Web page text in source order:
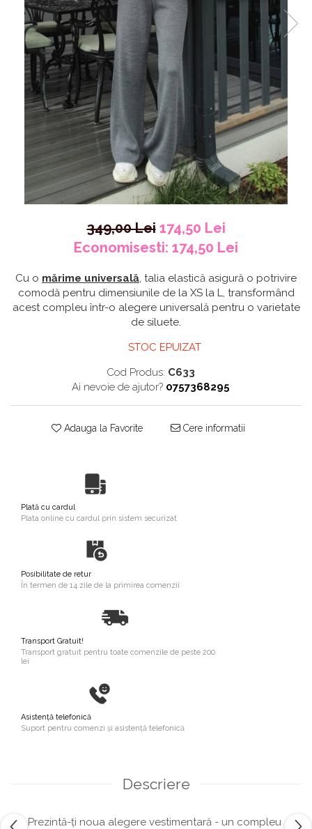
349,00 Lei 174,50 Lei
Economisesti: 174,50 Lei
Cu o mărime universală, talia elastică asigură o potrivire
comodă pentru dimensiunile de la XS la L, transformând
acest compleu într-o alegere universală pentru o varietate
de siluete.
STOC EPUIZAT
Cod Produs: C633
Ai nevoie de ajutor? 0757368295
Adauga la Favorite Cere informatii
Plată cu cardul
Plata online cu cardul prin sistem securizat
Posibilitate de retur
În termen de 14 zile de la primirea comenzii
Transport Gratuit!
Transport gratuit pentru toate comenzile de peste 200
lei
Asistență telefonică
Suport pentru comenzi și asistență telefonică
Descriere
Prezintă-ți noua alegere vestimentară - un compleu